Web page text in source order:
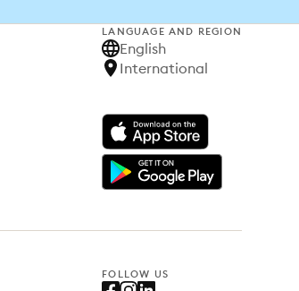
LANGUAGE AND REGION
English
International
FOLLOW US